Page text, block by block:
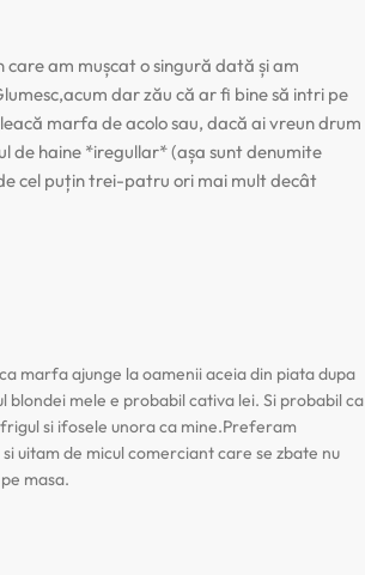
am mușcat o singură dată și am
dar zău că ar fi bine să intri pe
marfa de acolo sau, dacă ai vreun drum
de haine *iregullar* (așa sunt denumite
cel puțin trei-patru ori mai mult decât
marfa ajunge la oamenii aceia din piata dupa
mele e probabil cativa lei. Si probabil ca
si ifosele unora ca mine.Preferam
uitam de micul comerciant care se zbate nu
masa.